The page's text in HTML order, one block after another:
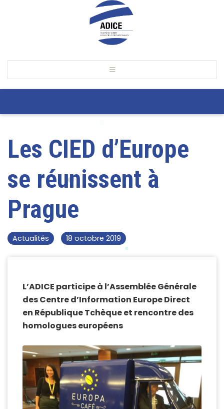
Les CIED d’Europe
se réunissent à
Prague
Actualités 18 octobre 2019
L’ADICE participe à l’Assemblée Générale
des Centre d’Information Europe Direct
en République Tchèque et rencontre des
homologues européens